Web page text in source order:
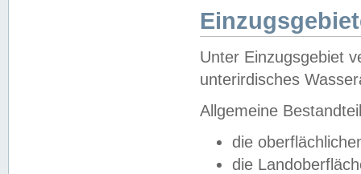
Unter Einzugsgebiet
unterirdisches
Allgemeine
die
die